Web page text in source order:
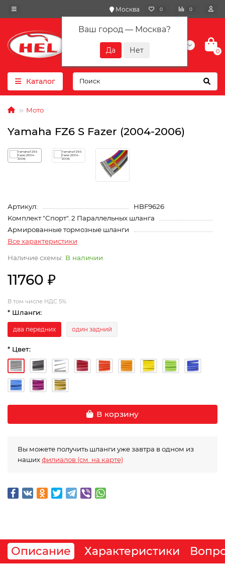
Москва
Ваш город — Москва?
0 0
+7(901) 417-10-01
0
Каталог
Мото
Yamaha FZ6 S Fazer (2004-2006)
Артикул:
HBF9626
Kомплект "Спорт". 2 Параллельных шланга
Армированные тормозные шланги
Все характеристики
В наличии
11760 ₽
В том числе НДС 5%
* Шланги:
два передних один задний
* Цвет:
В корзину
Вы можете получить шланги уже завтра в одном из
нашихфилиалов (см. на карте)
Описание Характеристики